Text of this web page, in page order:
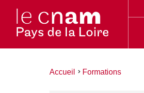
Vous
Accueil Formations